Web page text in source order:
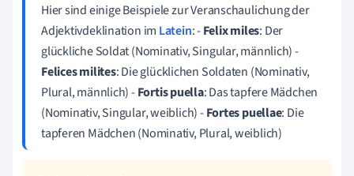
Hier sind einige Beispiele zur Veranschaulichung der
Adjektivdeklination im Latein: -Felix miles: Der
glückliche Soldat (Nominativ, Singular, männlich) -
Felices milites: Die glücklichen Soldaten (Nominativ,
Plural, männlich) -Fortis puella: Das tapfere Mädchen
(Nominativ, Singular, weiblich) -Fortes puellae: Die
tapferen Mädchen (Nominativ, Plural, weiblich)